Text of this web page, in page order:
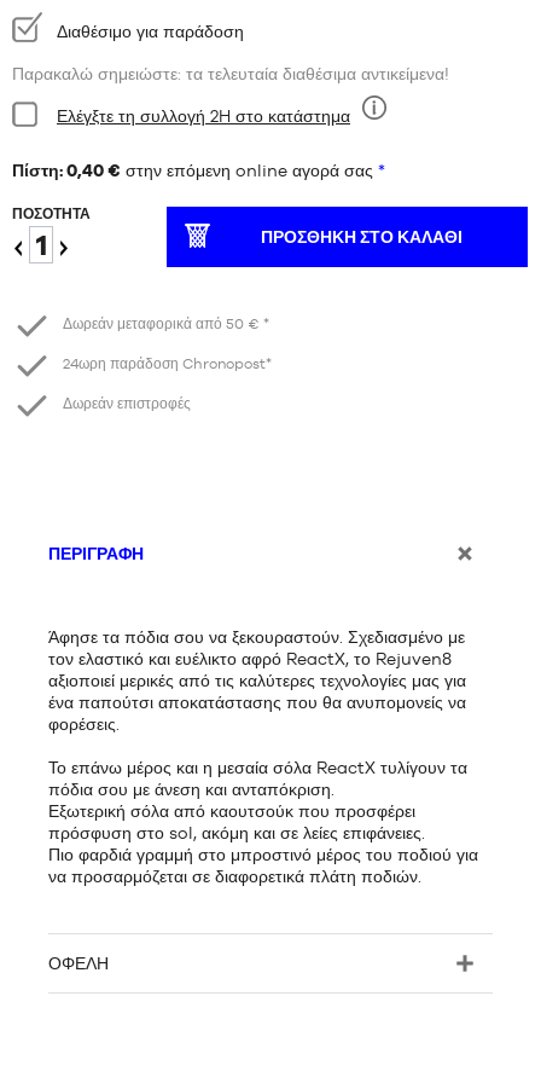
Διαθεσιμότητα:
Διαθέσιμο για παράδοση
Παρακαλώ σημειώστε: τα τελευταία διαθέσιμα αντικείμενα!
Κατάσταση:
Εννέα
Ελέγξτε τη συλλογή 2H στο κατάστημα
Πίστη: 0,40 € στην επόμενη online αγορά σας *
ΠΟΣΌΤΗΤΑ
ΠΡΟΣΘΉΚΗ ΣΤΟ ΚΑΛΆΘΙ
Δωρεάν μεταφορικά από 50 € *
24ωρη παράδοση Chronopost*
Δωρεάν επιστροφές
ΠΕΡΙΓΡΑΦΉ
Άφησε τα πόδια σου να ξεκουραστούν. Σχεδιασμένο με
τον ελαστικό και ευέλικτο αφρό ReactX, το Rejuven8
αξιοποιεί μερικές από τις καλύτερες τεχνολογίες μας για
ένα παπούτσι αποκατάστασης που θα ανυπομονείς να
φορέσεις.
Το επάνω μέρος και η μεσαία σόλα ReactX τυλίγουν τα
πόδια σου με άνεση και ανταπόκριση.
Εξωτερική σόλα από καουτσούκ που προσφέρει
πρόσφυση στο sol, ακόμη και σε λείες επιφάνειες.
Πιο φαρδιά γραμμή στο μπροστινό μέρος του ποδιού για
να προσαρμόζεται σε διαφορετικά πλάτη ποδιών.
ΟΦΈΛΗ